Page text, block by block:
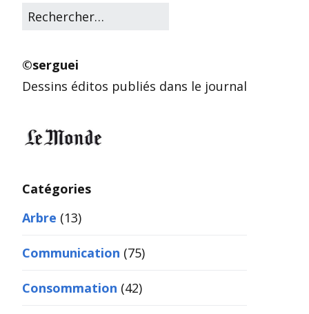
©serguei
Dessins éditos publiés dans le journal
Catégories
Arbre (13)
Communication (75)
Consommation (42)